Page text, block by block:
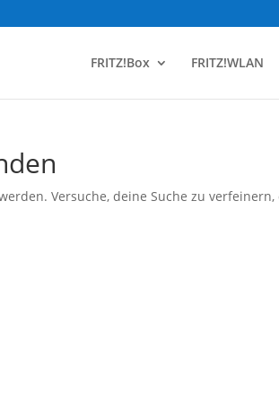
FRITZ!Box FRITZ!WLAN
Versuche, deine Suche zu